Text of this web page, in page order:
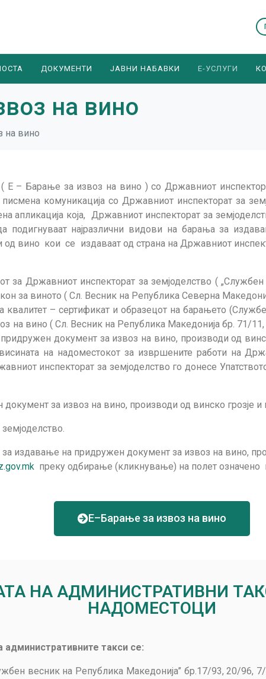
ДОКУМЕНТИ ЈАВНИ НАБАВКИ E-УСЛУГИ
на вино
на вино
( Е – Барање за извоз на вино ) со Државниот
комуникација со Државниот инспекторат за
апликација која, Државниот инспекторат за
најразлични видови на барања за
од вино кои се издаваат од страна на Државниот
за Државниот инспекторат за земјоделство (
за виното ( Сл. Весник на Република Северна
квалитет – сертификат и образецот на барањето
на вино ( Сл. Весник на Република Македонија бр. 71/
документ за извоз на вино, производи од
на надоместокот за извршените работи на
инспекторат за земјоделство го донесе
за извоз на вино, производи од винско грозје
издавање на придружен документ за извоз на вино,
преку одбирање (кликнување) на полет означено
Е–Барање за извоз на вино
НА АДМИНИСТРАТИВНИ
НАДОМЕСТОЦИ
административните такси се:
весник на Република Македонија’’ бр.17/93, 20/